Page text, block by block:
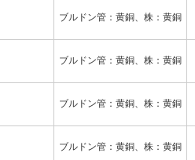
0.005
0.01
0.01
0.02
ブルドン管：黄銅、株：黄銅
ブルドン管：黄銅、株：黄銅
ブルドン管：黄銅、株：黄銅
ブルドン管：黄銅、株：黄銅